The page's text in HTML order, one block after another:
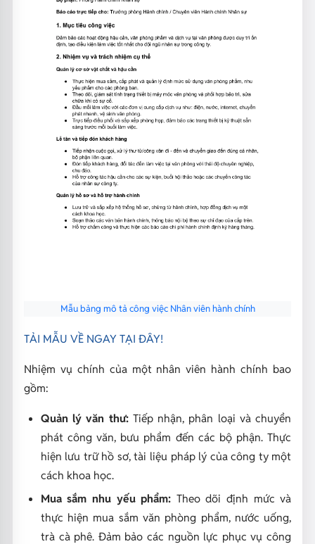
Mẫu bảng mô tả công việc Nhân viên hành chính
TẢI MẪU VỀ NGAY TẠI ĐÂY!
Nhiệm vụ chính của một nhân viên hành chính bao
gồm:
Quản lý văn thư:Tiếp nhận, phân loại và chuyển
phát công văn, bưu phẩm đến các bộ phận. Thực
hiện lưu trữ hồ sơ, tài liệu pháp lý của công ty một
cách khoa học.
Mua sắm nhu yếu phẩm: Theo dõi định mức và
thực hiện mua sắm văn phòng phẩm, nước uống,
trà cà phê. Đảm bảo các nguồn lực phục vụ công